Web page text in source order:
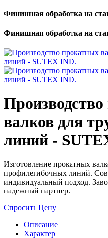
Финишная обработка на
Финишная обработка на
валков для
линий -
Изготовление прокатных
профилегибочных линий.
индивидуальный подход.
надежный партнер.
Спросить Цену
Описание
Характер